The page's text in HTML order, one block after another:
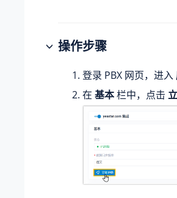
操作步骤
登录 PBX 网页，进入
在 基本栏中，点击